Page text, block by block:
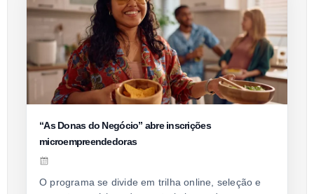
“As Donas do Negócio” abre inscrições
microempreendedoras
O programa se divide em trilha online, seleção e